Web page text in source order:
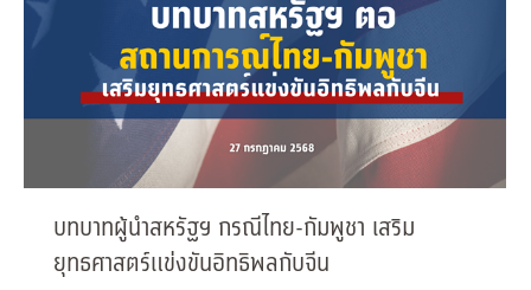
บทบาทผู้นำสหรัฐฯ กรณีไทย-กัมพูชา เสริม
ยุทธศาสตร์แข่งขันอิทธิพลกับจีน